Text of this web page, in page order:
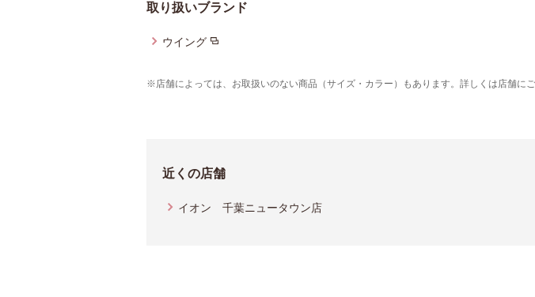
取り扱いブランド
ウイング
※店舗によっては、お取扱いのない商品（サイズ・カラー）もあります。詳しくは店舗に
近くの店舗
イオン 千葉ニュータウン店